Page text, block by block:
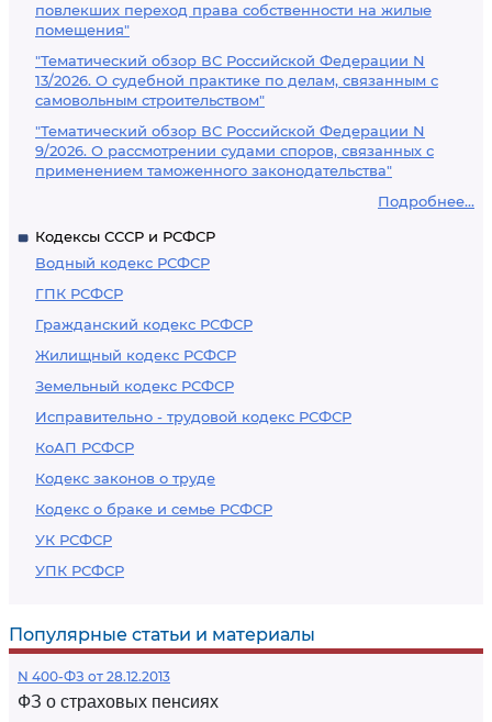
повлекших переход права собственности на жилые
помещения"
"Тематический обзор ВС Российской Федерации N
13/2026. О судебной практике по делам, связанным с
самовольным строительством"
"Тематический обзор ВС Российской Федерации N
9/2026. О рассмотрении судами споров, связанных с
применением таможенного законодательства"
Подробнее...
Кодексы СССР и РСФСР
Водный кодекс РСФСР
ГПК РСФСР
Гражданский кодекс РСФСР
Жилищный кодекс РСФСР
Земельный кодекс РСФСР
Исправительно - трудовой кодекс РСФСР
КоАП РСФСР
Кодекс законов о труде
Кодекс о браке и семье РСФСР
УК РСФСР
УПК РСФСР
Популярные статьи и материалы
N 400-ФЗ от 28.12.2013
ФЗ о страховых пенсиях